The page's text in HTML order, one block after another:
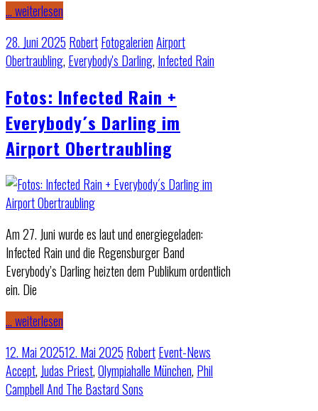
… weiterlesen
28. Juni 2025 RobertFotogalerienAirport
Obertraubling, Everybody's Darling, Infected Rain
Fotos: Infected Rain +
Everybody´s Darling im
Airport Obertraubling
Am 27. Juni wurde es laut und energiegeladen:
Infected Rain und die Regensburger Band
Everybody’s Darling heizten dem Publikum ordentlich
ein. Die
… weiterlesen
12. Mai 202512. Mai 2025 RobertEvent-News
Accept, Judas Priest,Olympiahalle München, Phil
Campbell And The Bastard Sons